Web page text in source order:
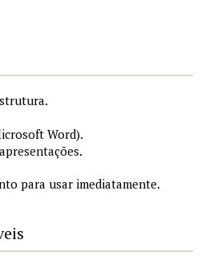
Word).
para usar imediatamente.